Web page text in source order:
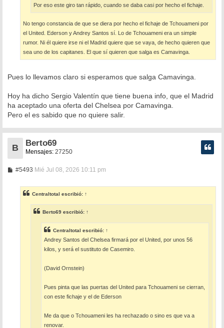
Por eso este giro tan rápido, cuando se daba casi por hecho el fichaje.
No tengo constancia de que se diera por hecho el fichaje de Tchouameni por
el United. Ederson y Andrey Santos sí. Lo de Tchouameni era un simple
rumor. Ni él quiere irse ni el Madrid quiere que se vaya, de hecho quieren que
sea uno de los capitanes. El que sí quieren que salga es Camavinga.
Pues lo llevamos claro si esperamos que salga Camavinga.
Hoy ha dicho Sergio Valentín que tiene buena info, que el Madrid
ha aceptado una oferta del Chelsea por Camavinga.
Pero el es sabido que no quiere salir.
B
Berto69
Mensajes: 27250
#5493M
a
j
e
Mié Jul 08, 2026 10:11 pm
Centraltotal escribió: ↑
Berto69 escribió: ↑
Centraltotal escribió: ↑
Andrey Santos del Chelsea firmará por el United, por unos 56
kilos, y será el sustituto de Casemiro.
(David Ornstein)
Pues pinta que las puertas del United para Tchouameni se cierran,
con este fichaje y el de Ederson
Me da que o Tchouameni les ha rechazado o sino es que va a
renovar.